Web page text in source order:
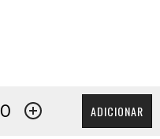
ADICIONAR